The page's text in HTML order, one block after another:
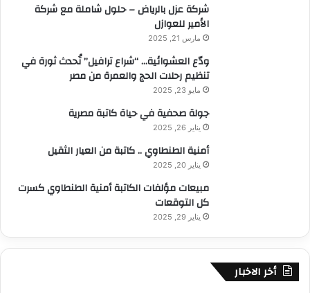
شركة عزل بالرياض – حلول شاملة مع شركة
الأمير للعوازل
مارس 21, 2025
ودّع العشوائية… “شراع ترافيل” تُحدث ثورة في
تنظيم رحلات الحج والعمرة من مصر
مايو 23, 2025
جولة صحفية في حياة كاتبة مصرية
يناير 26, 2025
أمنية الطنطاوي .. كاتبة من العيار الثقيل
يناير 20, 2025
مبيعات مؤلفات الكاتبة أمنية الطنطاوي كسرت
كل التوقعات
يناير 29, 2025
أخر الاخبار